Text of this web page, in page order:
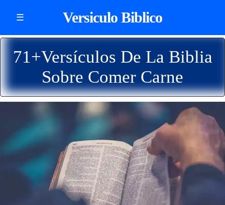
☰ Versiculo Biblico
71+Versículos De La Biblia
Sobre Comer Carne